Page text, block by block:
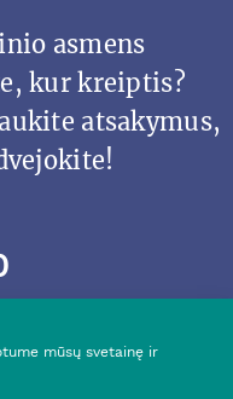
mūsų svetainę ir
asmens
kur kreiptis?
atsakymus,